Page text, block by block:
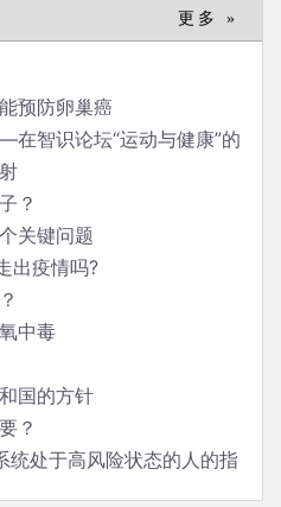
更多 »
预防卵巢癌
智识论坛“运动与健康”的
？
关键问题
出疫情吗?
中毒
国的方针
？
统处于高风险状态的人的指